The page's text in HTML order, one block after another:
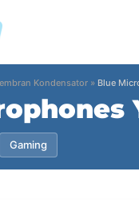
Kondensator » Blue
Gaming